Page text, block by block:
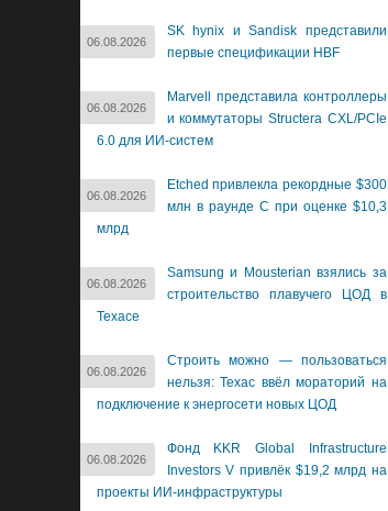
06.08.2026
SK hynix и Sandisk представили
первые спецификации HBF
06.08.2026
Marvell представила контроллеры
и коммутаторы Structera CXL/PCIe
6.0 для ИИ-систем
06.08.2026
Etched привлекла рекордные $300
млн в раунде C при оценке $10,3
млрд
06.08.2026
Samsung и Mousterian взялись за
строительство плавучего ЦОД в
Техасе
06.08.2026
Строить можно — пользоваться
нельзя: Техас ввёл мораторий на
подключение к энергосети новых ЦОД
06.08.2026
Фонд KKR Global Infrastructure
Investors V привлёк $19,2 млрд на
проекты ИИ-инфраструктуры